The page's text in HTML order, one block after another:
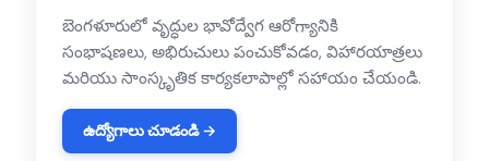
బెంగళూరులో వృద్ధుల భావోద్వేగ ఆరోగ్యానికి
సంభాషణలు, అభిరుచులు పంచుకోవడం, విహారయాత్రలు
మరియు సాంస్కృతిక కార్యకలాపాల్లో సహాయం చేయండి.
ఉద్యోగాలు చూడండి →